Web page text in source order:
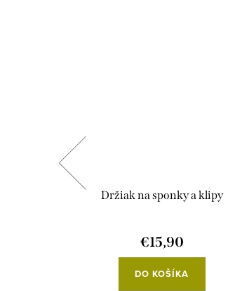
Držiak na sponky a klipy
€15,90
DO KOŠÍKA